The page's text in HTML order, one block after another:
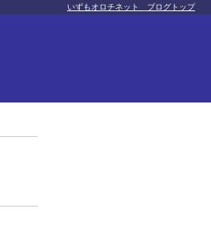
いずもオロチネット ブログトップ